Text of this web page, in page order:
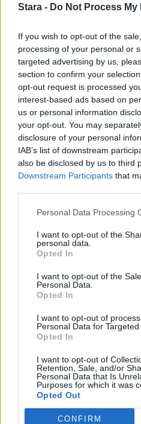
Stara - Do Not Process
If you wish to opt-out of the
processing of your personal or
targeted advertising by us,
section to confirm your
opt-out request is processed
interest-based ads based on
us or personal information
your opt-out. You may
disclosure of your personal
IAB’s list of downstream
also be disclosed by us to third
Downstream Participants that
Personal Data Processing
I want to opt-out of the
personal data.
Opted In
I want to opt-out of the
Personal Data.
Opted In
I want to opt-out of
Personal Data for Targeted
Opted In
I want to opt-out of
Retention, Sale, and/or
Personal Data that Is
Purposes for which it was
Opted Out
CONFIRM
Teknologia on viime
siivousta ja varsinkin
Info
Lähetä uutisvinkki
RSS-ohje
Lifestyle
Matkailu
Some
YouTube
Facebook